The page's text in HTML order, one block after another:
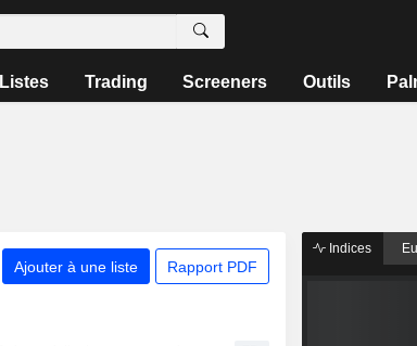
Listes Trading Screeners Outils
Ajouter à une liste Rapport PDF
Indices